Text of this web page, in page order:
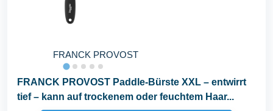
FRANCK PROVOST
FRANCK PROVOST Paddle-Bürste XXL – entwirrt
tief – kann auf trockenem oder feuchtem Haar...